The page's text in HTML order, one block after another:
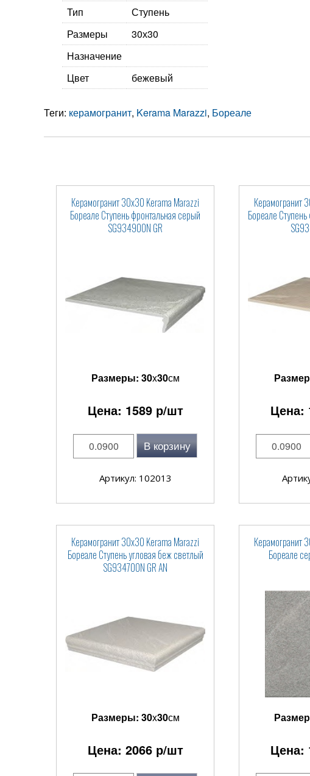
Тип
Ступень
Размеры
30х30
Назначение
Цвет
бежевый
Теги: керамогранит, Kerama Marazzi, Бореале
Керамогранит 30x30 Kerama Marazzi
Бореале Ступень фронтальная серый
SG934900N GR
Размеры: 30x30см
Цена: 1589р/шт
В корзину
Артикул: 102013
Керамогранит
Бореале
Цена:
Керамогранит 30x30 Kerama Marazzi
Бореале Ступень угловая беж светлый
SG934700N GR AN
Размеры: 30x30см
Цена: 2066р/шт
Керамогранит
Бореале
Цена: